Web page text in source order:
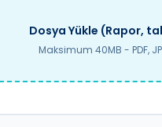
Dosya Yükle (Rapor,
Maksimum 40MB - PDF,